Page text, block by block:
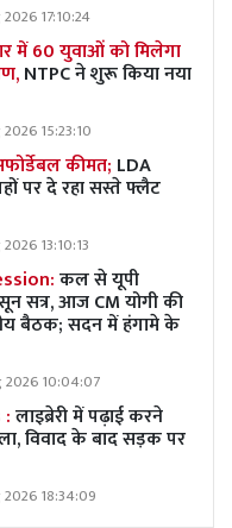
17:10:24
में 60 युवाओं को मिलेगा
NTPC ने शुरू किया नया
15:23:10
कीमत; LDA
पर दे रहा सस्ते फ्लैट
13:10:13
कल से यूपी
सत्र, आज CM योगी की
बैठक; सदन में हंगामे के
2026 10:04:07
:लाइब्रेरी में पढ़ाई करने
विवाद के बाद सड़क पर
18:34:09